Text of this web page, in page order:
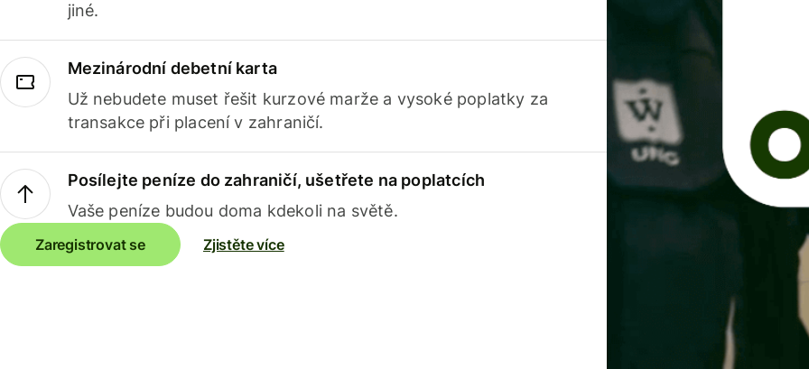
jiné.
Mezinárodní debetní karta
Už nebudete muset řešit kurzové marže a vysoké poplatky za
transakce při placení v zahraničí.
Posílejte peníze do zahraničí, ušetřete na poplatcích
Vaše peníze budou doma kdekoli na světě.
Zaregistrovat se Zjistěte více